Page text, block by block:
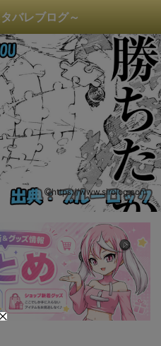
バレブログ～
https://www.sirolog.com